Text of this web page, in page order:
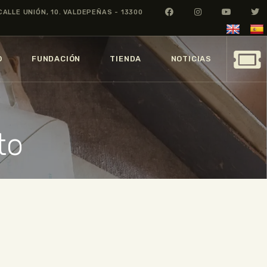
UNIÓN, 10. VALDEPEÑAS - 13300
FUNDACIÓN TIENDA NOTICIAS